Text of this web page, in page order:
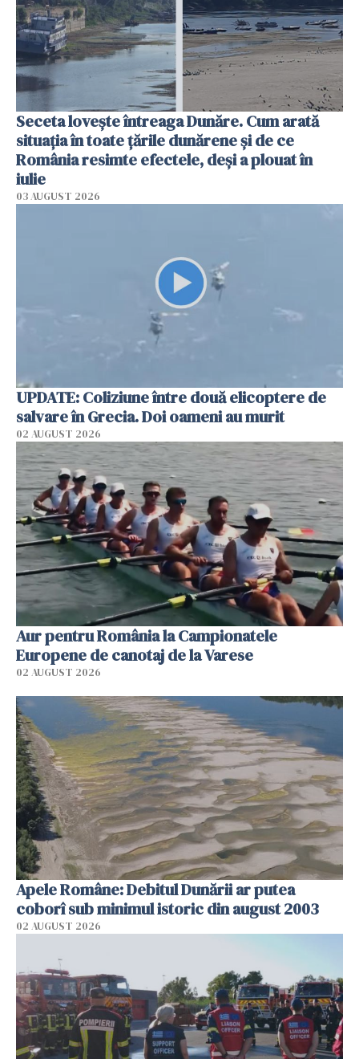
Seceta lovește întreaga Dunăre. Cum arată
situația în toate țările dunărene și de ce
România resimte efectele, deși a plouat în
iulie
03 AUGUST 2026
UPDATE: Coliziune între două elicoptere de
salvare în Grecia. Doi oameni au murit
02 AUGUST 2026
Aur pentru România la Campionatele
Europene de canotaj de la Varese
02 AUGUST 2026
Apele Române: Debitul Dunării ar putea
coborî sub minimul istoric din august 2003
02 AUGUST 2026